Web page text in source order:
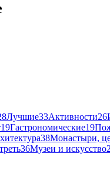
Лучшие33Активности26
19Гастрономические19
38Монастыри,
36Музеи и искусство